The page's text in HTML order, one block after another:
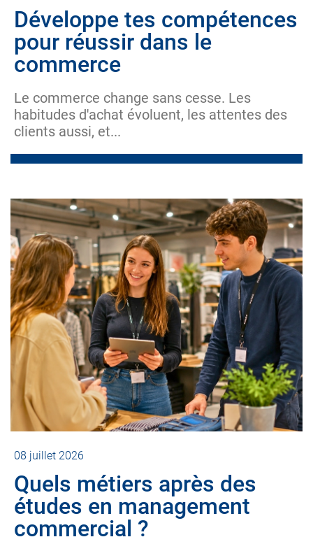
Développe tes compétences
pour réussir dans le
commerce
Le commerce change sans cesse. Les
habitudes d'achat évoluent, les attentes des
clients aussi, et...
08 juillet 2026
Quels métiers après des
études en management
commercial ?